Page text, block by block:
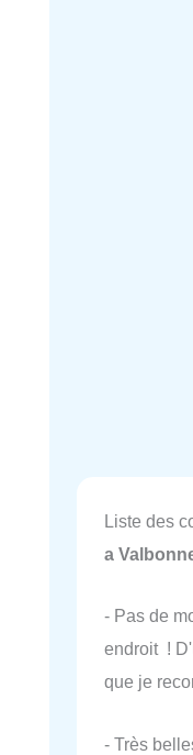
Liste des
a
- Pas de
endroit !
que je
- Très